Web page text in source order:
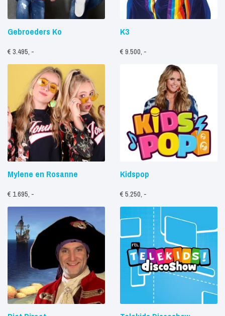
Gebroeders Ko
€ 3.495, -
K3
€ 9.500, -
Mylene en Rosanne
€ 1.695, -
Kidspop
€ 5.250, -